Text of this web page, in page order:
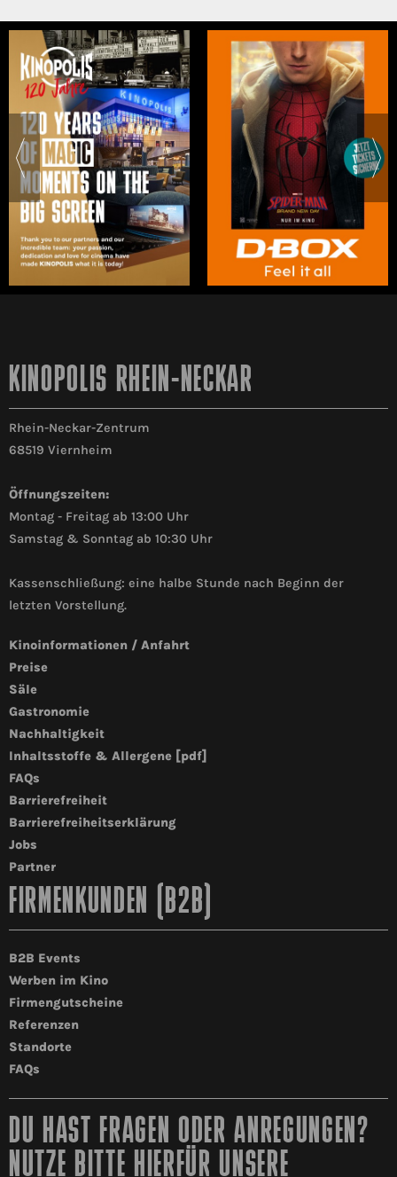
KINOPOLIS RHEIN-NECKAR
Rhein-Neckar-Zentrum
68519 Viernheim
Öffnungszeiten:
Montag - Freitag ab 13:00 Uhr
Samstag & Sonntag ab 10:30 Uhr
Kassenschließung: eine halbe Stunde nach Beginn der
letzten Vorstellung.
Kinoinformationen / Anfahrt
Preise
Säle
Gastronomie
Nachhaltigkeit
Inhaltsstoffe & Allergene [pdf]
FAQs
Barrierefreiheit
Barrierefreiheitserklärung
Jobs
Partner
FIRMENKUNDEN (B2B)
B2B Events
Werben im Kino
Firmengutscheine
Referenzen
Standorte
FAQs
DU HAST FRAGEN ODER ANREGUNGEN?
NUTZE BITTE HIERFÜR UNSERE